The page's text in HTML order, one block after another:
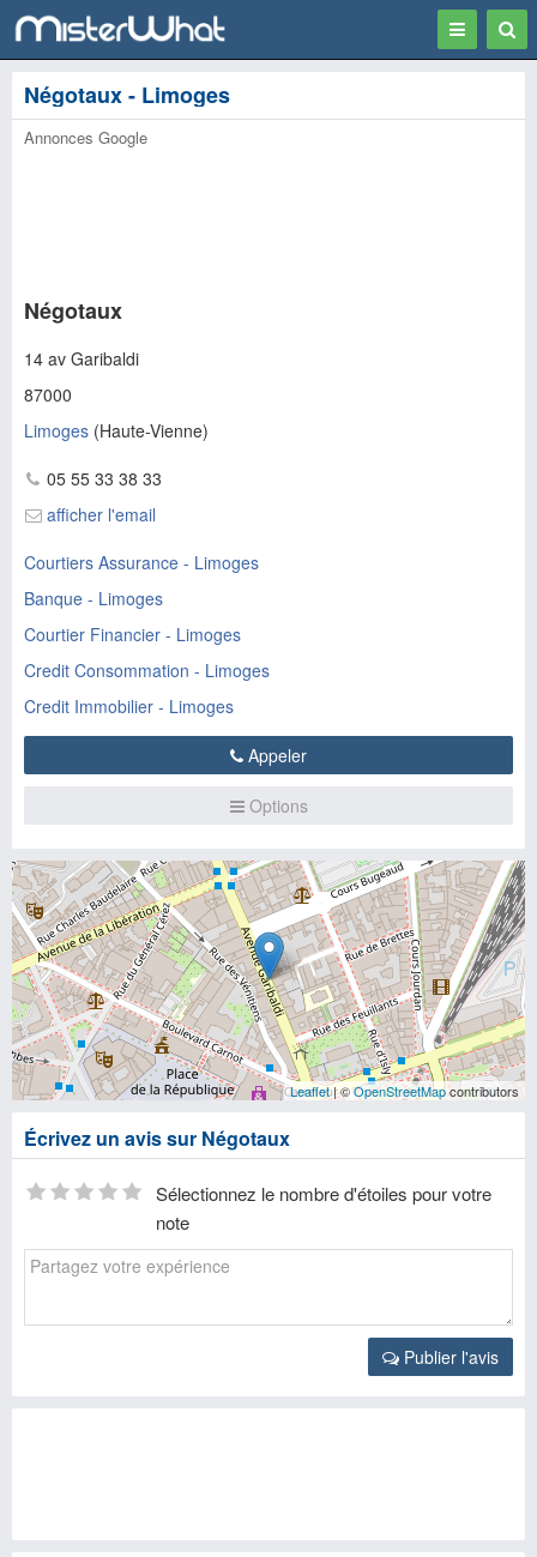
Toggle
Négotaux - Limoges
Annonces Google
Négotaux
14 av Garibaldi
87000
Limoges (Haute-Vienne)
05 55 33 38 33
afficher l'email
Courtiers Assurance - Limoges
Banque - Limoges
Courtier Financier - Limoges
Credit Consommation - Limoges
Credit Immobilier - Limoges
Appeler
Options
Leaflet| ©OpenStreetMapcontributors
Écrivez un avis sur Négotaux
Sélectionnez le nombre d'étoiles pour votre
note
Publier l'avis